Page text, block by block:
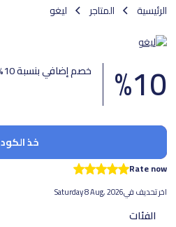
الرئيسية المتاجر ليغو
10
% خصم إضافي بنسبة 10% على جميع المنتجات
خذ الكود
Rate now
اخر تحديف فيSaturday 8 Aug, 2026
الفئات